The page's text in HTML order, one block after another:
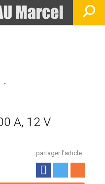
A, 12 V
partager l'article